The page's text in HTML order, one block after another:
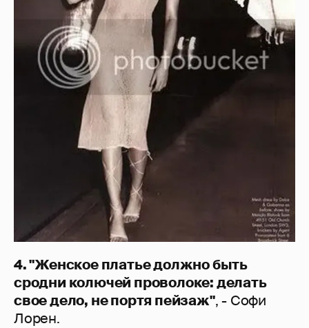
4. "Женское платье должно быть
сродни колючей проволоке: делать
свое дело, не портя пейзаж", - Софи
Лорен.